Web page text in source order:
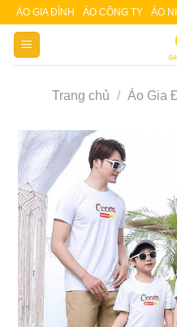
Skip
content
ÁO GIA ĐÌNH ÁO CÔNG TY ÁO
Trang chủ / Áo Gia